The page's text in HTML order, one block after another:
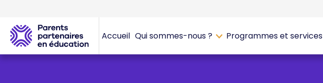
Accueil Qui sommes-nous ? Programmes et services